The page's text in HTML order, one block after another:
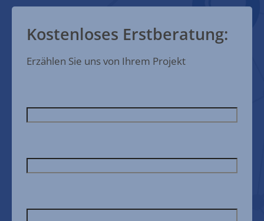
Kostenloses Erstberatung:
Erzählen Sie uns von Ihrem Projekt